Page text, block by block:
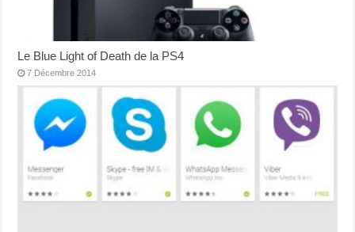
Le Blue Light of Death de la PS4
7 Décembre 2014